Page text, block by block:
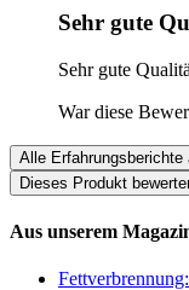
Sehr gute
Sehr gute
War diese
Alle Erfahrungsberichte
Dieses Produkt
Aus unserem